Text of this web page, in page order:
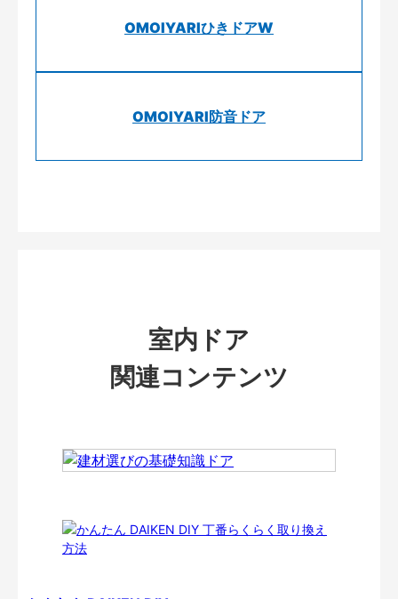
OMOIYARIひきドアW
OMOIYARI防音ドア
室内ドア
関連コンテンツ